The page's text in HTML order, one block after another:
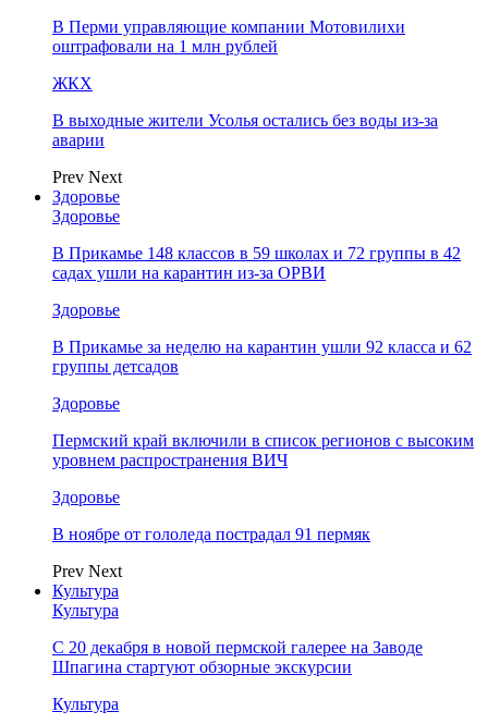
В Перми управляющие компании Мотовилихи
оштрафовали на 1 млн рублей
ЖКХ
В выходные жители Усолья остались без воды из-за
аварии
Prev Next
Здоровье
Здоровье
В Прикамье 148 классов в 59 школах и 72 группы в 42
садах ушли на карантин из-за ОРВИ
Здоровье
В Прикамье за неделю на карантин ушли 92 класса и 62
группы детсадов
Здоровье
Пермский край включили в список регионов с высоким
уровнем распространения ВИЧ
Здоровье
В ноябре от гололеда пострадал 91 пермяк
Prev Next
Культура
Культура
С 20 декабря в новой пермской галерее на Заводе
Шпагина стартуют обзорные экскурсии
Культура